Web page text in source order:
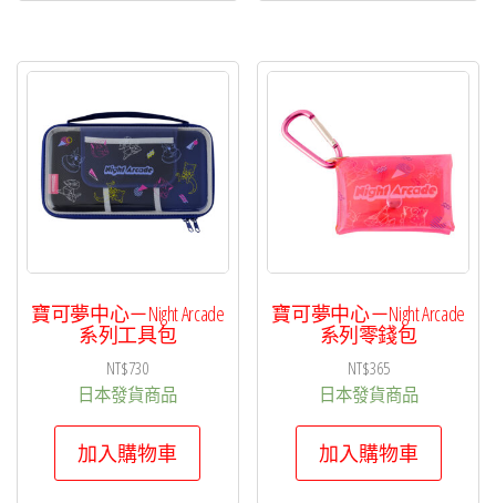
寶可夢中心－Night Arcade
系列工具包
NT$730
日本發貨商品
加入購物車
寶可夢中心－Night Arcade
系列零錢包
NT$365
日本發貨商品
加入購物車